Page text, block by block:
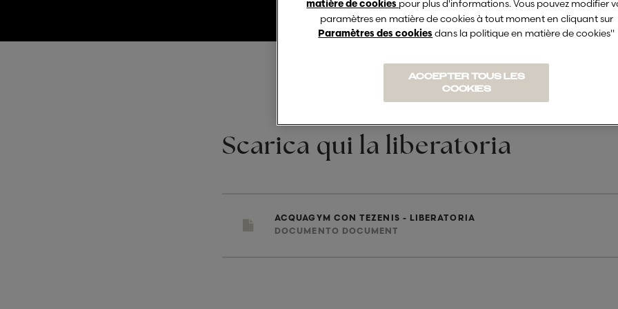
Scarica qui la liberatoria
ACQUAGYM CON TEZENIS - LIBERATORIA
DOCUMENTO DOCUMENT
matière de cookies pour plus d'informations. Vous pouvez modifier
paramètres en matière de cookies à tout moment en cliquant sur
Paramètres des cookies dans la politique en matière de cookies"
ACCEPTER TOUS LES
COOKIES